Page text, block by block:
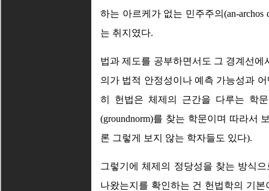
하는 아르케가 없는 민주주의(an-archos
는 취지였다.
법과 제도를 공부하면서도 그 경계선
의가 법적 안정성이나 예측 가능성과
히 헌법은 체제의 근간을 다루는 학
(groundnorm)를 찾는 학문이며 따라서
론 그렇게 보지 않는 학자들도 있다).
그렇기에 체제의 정당성을 찾는 방식
나왔는지를 확인하는 건 헌법학의 기